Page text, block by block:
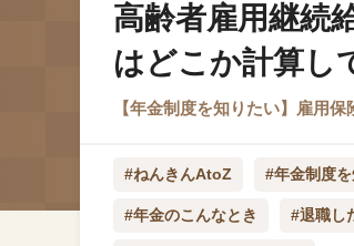
高齢者雇用継続
はどこか計算し
【年金制度を知りたい】雇用保
#ねんきんAtoZ #年金制度
#年金のこんなとき #退職し